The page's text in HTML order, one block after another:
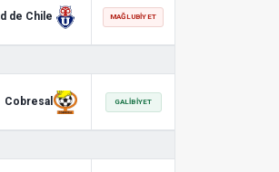
de Chile MAĞLUBIYET
Cobresal GALIBIYET